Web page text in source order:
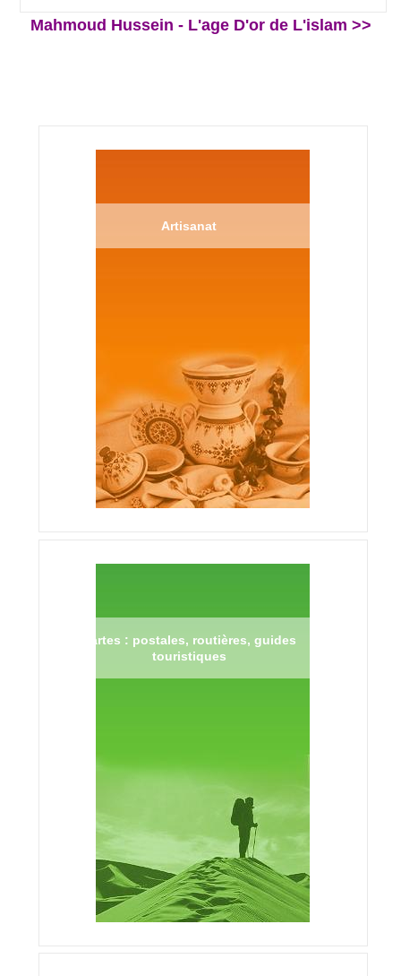
Mahmoud Hussein - L'age D'or de L'islam >>
Artisanat
Cartes : postales, routières, guides
touristiques